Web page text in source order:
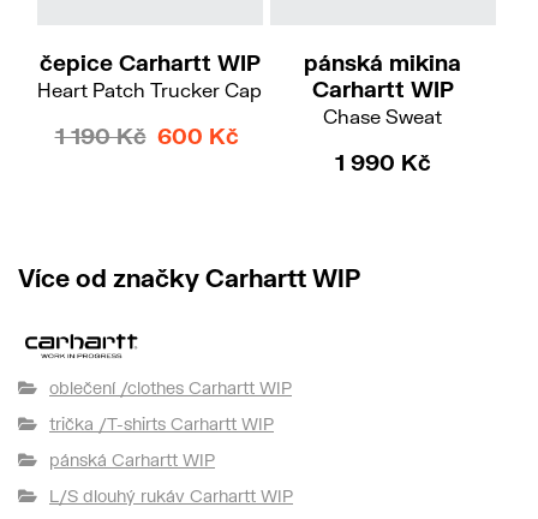
čepice Carhartt WIP
Heart Patch Trucker Cap
1 190 Kč 600 Kč
pánská mikina
Carhartt WIP
Chase Sweat
1 990 Kč
Více od značky Carhartt WIP
oblečení /clothes Carhartt WIP
trička /T-shirts Carhartt WIP
pánská Carhartt WIP
L/S dlouhý rukáv Carhartt WIP